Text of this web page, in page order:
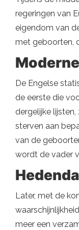
regeringen van
eigendom van
met geboorten,
De Engelse
de eerste die
dergelijke
sterven aan
van de
wordt de vader
Later, met de
meer een